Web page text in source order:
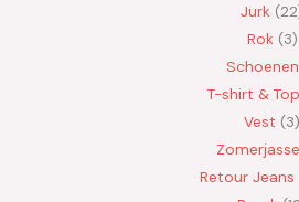
Jurk 22
Rok 3
Schoenen
T-shirt &
Vest
3
Retour Jeans